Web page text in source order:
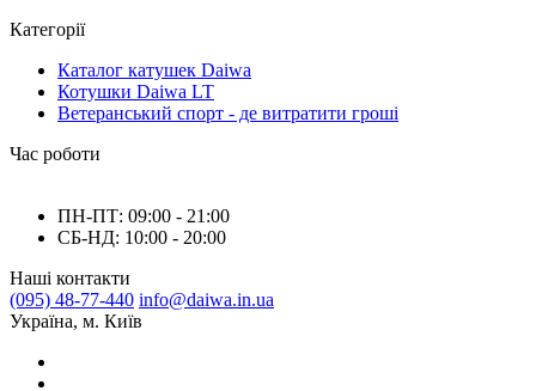
Категорії
Каталог катушек Daiwa
Котушки Daiwa LT
Ветеранський спорт - де витратити гроші
Час роботи
ПН-ПТ: 09:00 - 21:00
СБ-НД: 10:00 - 20:00
Наші контакти
(095) 48-77-440 info@daiwa.in.ua
Україна, м. Київ